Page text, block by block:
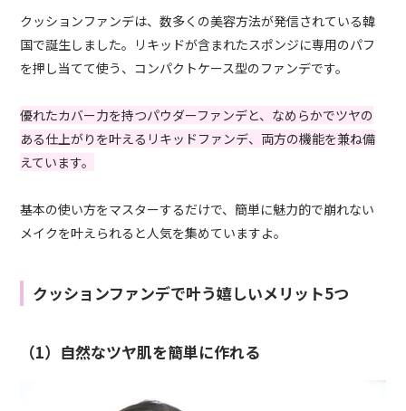
クッションファンデは、数多くの美容方法が発信されている韓
国で誕生しました。リキッドが含まれたスポンジに専用のパフ
を押し当てて使う、コンパクトケース型のファンデです。
優れたカバー力を持つパウダーファンデと、なめらかでツヤの
ある仕上がりを叶えるリキッドファンデ、両方の機能を兼ね備
えています。
基本の使い方をマスターするだけで、簡単に魅力的で崩れない
メイクを叶えられると人気を集めていますよ。
クッションファンデで叶う嬉しいメリット5つ
（1）自然なツヤ肌を簡単に作れる